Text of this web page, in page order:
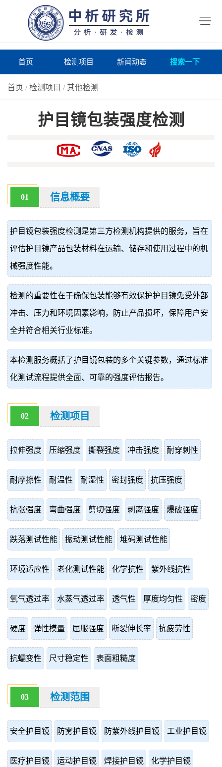
首页 检测项目 新闻动态 搜索一下
首页 /检测项目 /其他检测
护目镜包装强度检测
01 信息概要
护目镜包装强度检测是第三方检测机构提供的服务，旨在
评估护目镜产品包装材料在运输、储存和使用过程中的机
械强度性能。
检测的重要性在于确保包装能够有效保护护目镜免受外部
冲击、压力和环境因素影响，防止产品损坏，保障用户安
全并符合相关行业标准。
本检测服务概括了护目镜包装的多个关键参数，通过标准
化测试流程提供全面、可靠的强度评估报告。
02 检测项目
拉伸强度 压缩强度 撕裂强度 冲击强度 耐穿刺性
耐摩擦性 耐温性 耐湿性 密封强度 抗压强度
抗张强度 弯曲强度 剪切强度 剥离强度 爆破强度
跌落测试性能 振动测试性能 堆码测试性能
环境适应性 老化测试性能 化学抗性 紫外线抗性
氧气透过率 水蒸气透过率 透气性 厚度均匀性 密度
硬度 弹性模量 屈服强度 断裂伸长率 抗疲劳性
抗蠕变性 尺寸稳定性 表面粗糙度
03 检测范围
安全护目镜 防雾护目镜 防紫外线护目镜 工业护目镜
医疗护目镜 运动护目镜 焊接护目镜 化学护目镜
价
真
伪
询